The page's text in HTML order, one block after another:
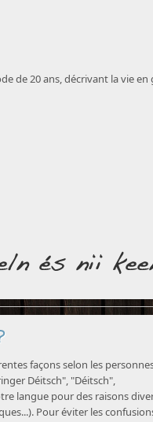
de 20 ans, décrivant la vie
façons selon les
Déitsch", "Déitsch",
langue pour des raisons
Pour éviter les